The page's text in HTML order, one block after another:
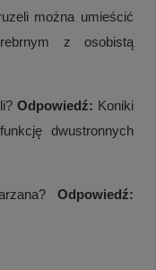
można umieścić
z osobistą
Odpowiedź: Koniki
dwustronnych
Odpowiedź: